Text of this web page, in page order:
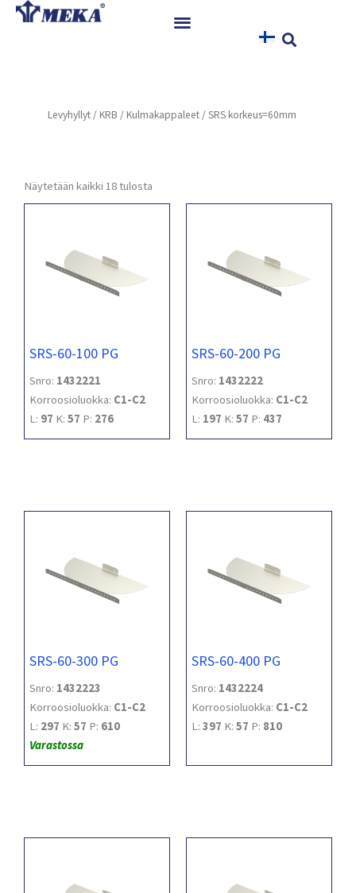
Siirry
Referenssit
Yhteystiedot
Levyhyllyt / KRB / Kulmakappaleet / SRS korkeus=60mm
Näytetään kaikki 18 tulosta
SRS-60-100 PG
Snro: 1432221
Korroosioluokka: C1-C2
L: 97 K: 57 P: 276
SRS-60-200 PG
Snro: 1432222
Korroosioluokka: C1-C2
L: 197 K: 57 P: 437
SRS-60-300 PG
Snro: 1432223
Korroosioluokka: C1-C2
L: 297 K: 57 P: 610
Varastossa
SRS-60-400 PG
Snro: 1432224
Korroosioluokka: C1-C2
L: 397 K: 57 P: 810